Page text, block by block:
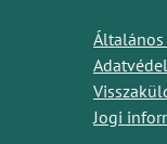
Általános
Jogi